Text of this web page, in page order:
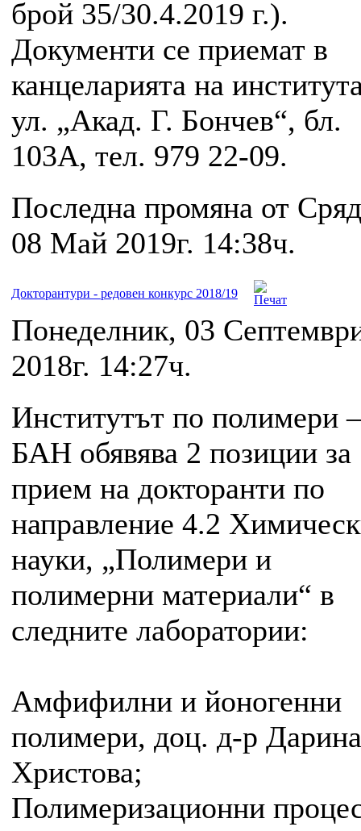
брой 35/30.4.2019 г.).
Документи се приемат в
канцеларията на
ул. „Акад. Г. Бончев“, бл.
103А, тел. 979 22-09.
Последна промяна от
08 Май 2019г. 14:38ч.
Докторантури - редовен конкурс 2018/19
Понеделник, 03
2018г. 14:27ч.
Институтът по полимери –
БАН обявява 2 позиции за
прием на докторанти по
направление 4.2
науки, „Полимери и
полимерни материали“ в
следните лаборатории:
Амфифилни и йоногенни
полимери, доц. д-р Дарина
Христова;
Полимеризационни